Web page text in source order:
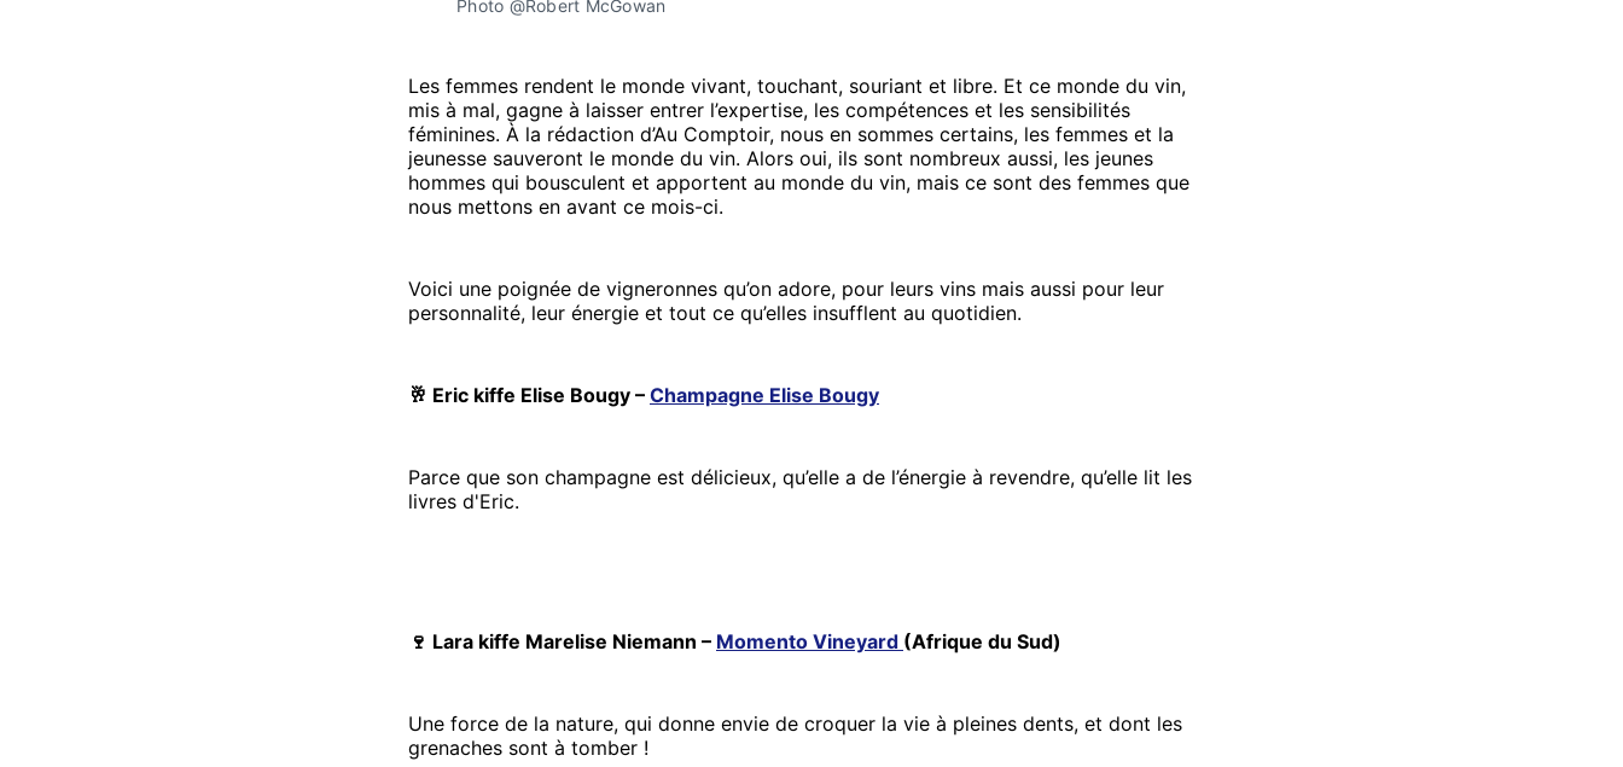
Photo @Robert McGowan
Les femmes rendent le monde vivant, touchant, souriant et libre. Et ce monde du vin,
mis à mal, gagne à laisser entrer l’expertise, les compétences et les sensibilités
féminines. À la rédaction d’Au Comptoir, nous en sommes certains, les femmes et la
jeunesse sauveront le monde du vin. Alors oui, ils sont nombreux aussi, les jeunes
hommes qui bousculent et apportent au monde du vin, mais ce sont des femmes que
nous mettons en avant ce mois-ci.
Voici une poignée de vigneronnes qu’on adore, pour leurs vins mais aussi pour leur
personnalité, leur énergie et tout ce qu’elles insufflent au quotidien.
🥂 Eric kiffe Elise Bougy – Champagne Elise Bougy
Parce que son champagne est délicieux, qu’elle a de l’énergie à revendre, qu’elle lit les
livres d'Eric.
🍷 Lara kiffe Marelise Niemann – Momento Vineyard (Afrique du Sud)
Une force de la nature, qui donne envie de croquer la vie à pleines dents, et dont les
grenaches sont à tomber !